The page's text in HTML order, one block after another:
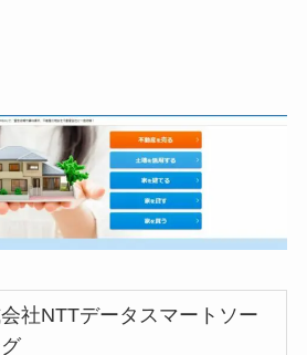
社NTTデータスマートソー